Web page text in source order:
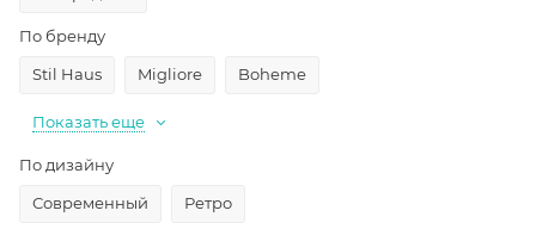
По бренду
Stil Haus
Migliore Boheme
Показать еще
По дизайну
Современный
Ретро